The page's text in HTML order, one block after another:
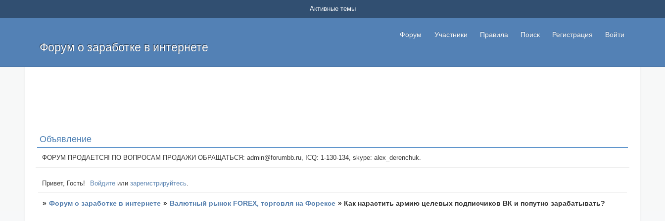
Добро пожаловать на форум о заработке и работе в интернете, на котором можно найти подходящий вариант дополнительной подработки на дому с высоким доходом помимо основной работы, не вкладывая
и оставлять свои отзывы. Если вы знаете, что определенный проект или сайт не платит, то указывайте в теме что это лохотрон, чтобы другие пользователи не попались на развод. Вы сможете начать зарабатывать
легкие деньги без вложений и регистрации уже сегодня. Создавайте новые темы, размещайте объявления со своими пригласительными ссылками и первая прибыль не заставит себя долго ждать.
Форум о заработке в интернете
Форум Участники Правила Поиск Регистрация Войти
Активные темы
Объявление
ФОРУМ ПРОДАЕТСЯ! ПО ВОПРОСАМ ПРОДАЖИ ОБРАЩАТЬСЯ: admin@forumbb.ru, ICQ: 1-130-134, skype: alex_derenchuk.
Привет, Гость! Войдите илизарегистрируйтесь.
» Форум о заработке в интернете » Валютный рынок FOREX, торговля на Форексе » Как нарастить армию целевых подписчиков ВК и попутно зарабатывать?